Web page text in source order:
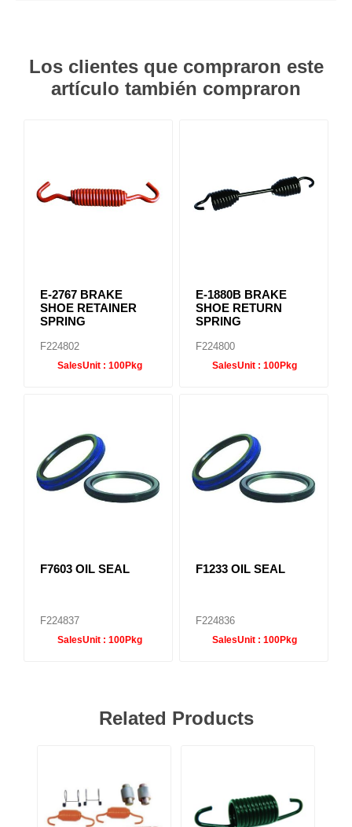
Los clientes que compraron este
artículo también compraron
E-2767 BRAKE
SHOE RETAINER
SPRING
F224802
SalesUnit : 100Pkg
E-1880B BRAKE
SHOE RETURN
SPRING
F224800
SalesUnit : 100Pkg
F7603 OIL SEAL
F224837
SalesUnit : 100Pkg
F1233 OIL SEAL
F224836
SalesUnit : 100Pkg
Related Products